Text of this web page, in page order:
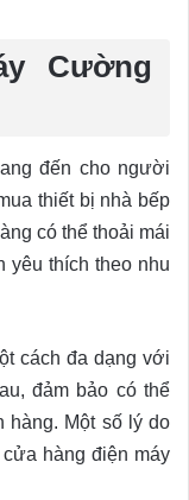
Cường
đến cho người
thiết bị nhà bếp
có thể thoải mái
yêu thích theo nhu
cách đa dạng với
đảm bảo có thể
hàng. Một số lý do
hàng điện máy